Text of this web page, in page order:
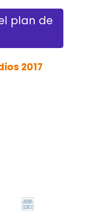
plan de
2017